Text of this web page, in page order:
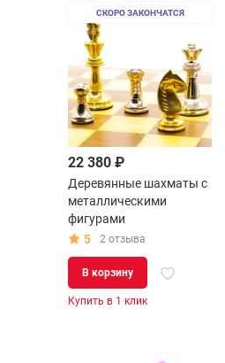
СКОРО ЗАКОНЧАТСЯ
22 380 ₽
Деревянные шахматы с
металлическими
фигурами
5
2 отзыва
В корзину
Купить в 1 клик